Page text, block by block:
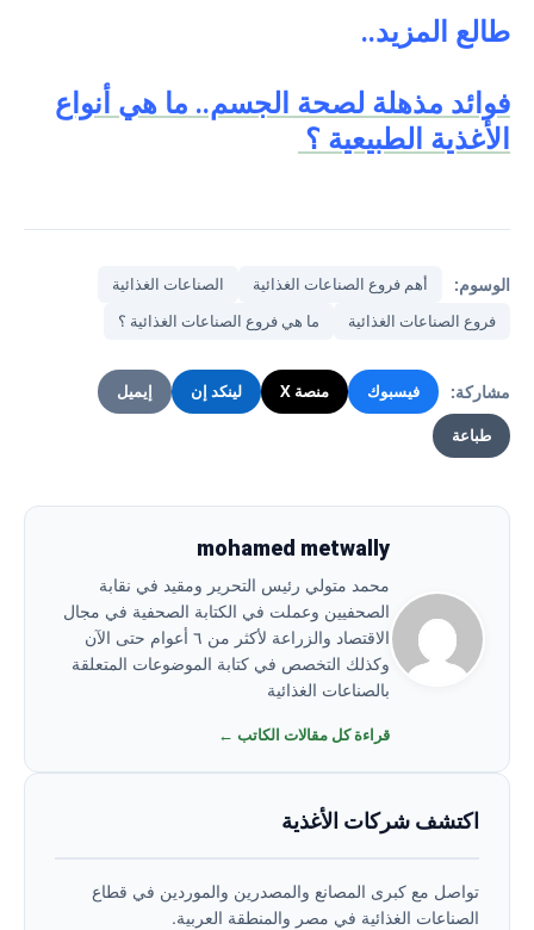
طالع المزيد..
فوائد مذهلة لصحة الجسم.. ما هي أنواع
الأغذية الطبيعية ؟
الوسوم: أهم فروع الصناعات الغذائية
الصناعات الغذائية
فروع الصناعات الغذائية
ما هي فروع الصناعات الغذائية ؟
مشاركة: فيسبوك منصة X لينكد إن إيميل
طباعة
mohamed metwally
محمد متولي رئيس التحرير ومقيد في نقابة
الصحفيين وعملت في الكتابة الصحفية في مجال
الاقتصاد والزراعة لأكثر من ٦ أعوام حتى الآن
وكذلك التخصص في كتابة الموضوعات المتعلقة
بالصناعات الغذائية
قراءة كل مقالات الكاتب ←
اكتشف شركات الأغذية
تواصل مع كبرى المصانع والمصدرين والموردين في قطاع
الصناعات الغذائية في مصر والمنطقة العربية.